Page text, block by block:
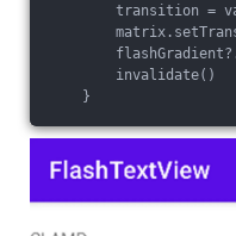
transition =
        invalidate()